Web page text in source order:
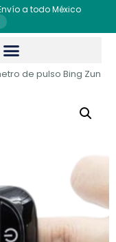
a todo México
de pulso Bing Zun